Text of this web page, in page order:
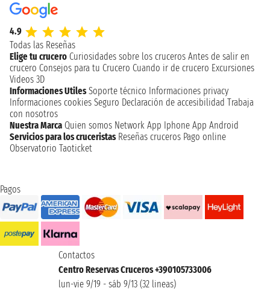
4.9
Todas las Reseñas
Elige tu crucero Curiosidades sobre los cruceros Antes de salir en
crucero Consejos para tu Crucero Cuando ir de crucero Excursiones
Videos 3D
Informaciones Utiles Soporte técnico Informaciones privacy
Informaciones cookies Seguro Declaración de accesibilidad Trabaja
con nosotros
Nuestra Marca Quien somos Network App Iphone App Android
Servicios para los cruceristas Reseñas cruceros Pago online
Observatorio Taoticket
Pagos
Contactos
Centro Reservas Cruceros +390105733006
lun-vie 9/19 - sáb 9/13 (32 lineas)